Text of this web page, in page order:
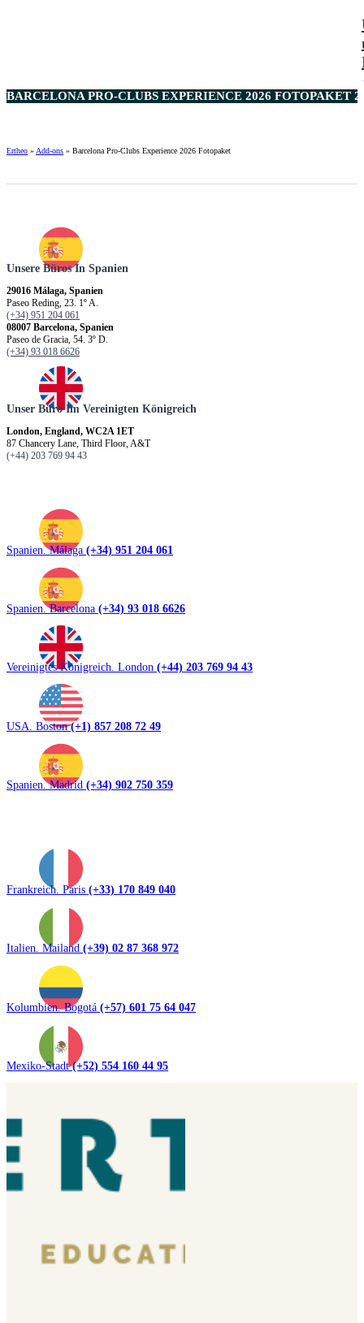
BARCELONA PRO-CLUBS EXPERIENCE 2026 FOTOPAKET
Ertheo »Add-ons » Barcelona Pro-Clubs Experience 2026 Fotopaket
Unsere Büros In Spanien
29016 Málaga, Spanien
Paseo Reding, 23. 1º A.
(+34) 951 204 061
08007 Barcelona, Spanien
Paseo de Gracia, 54. 3º D.
(+34) 93 018 6626
Unser Büro Im Vereinigten Königreich
London, England, WC2A 1ET
87 Chancery Lane, Third Floor, A&T
(+44) 203 769 94 43
Spanien. Málaga (+34) 951 204 061
Spanien. Barcelona (+34) 93 018 6626
Vereinigtes Königreich. London (+44) 203 769 94 43
USA. Boston(+1) 857 208 72 49
Spanien. Madrid (+34) 902 750 359
Frankreich. Paris (+33) 170 849 040
Italien. Mailand (+39) 02 87 368 972
Kolumbien. Bogotá (+57) 601 75 64 047
Mexiko-Stadt(+52) 554 160 44 95